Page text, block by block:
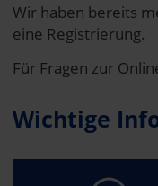
Wir haben bereits
eine Registrierung.
Für Fragen zur
Wichtige